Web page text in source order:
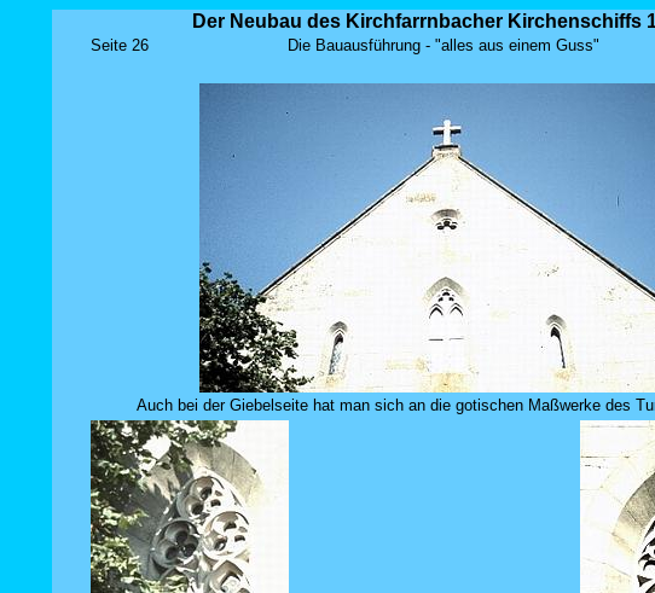
Der Neubau des Kirchfarrnbacher Kirchenschiffs
Seite 26 Die Bauausführung - "alles aus einem Guss"
Auch bei der Giebelseite hat man sich an die gotischen Maßwerke des